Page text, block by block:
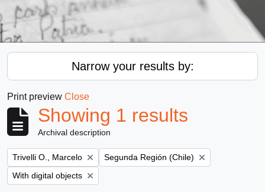
Narrow your results by:
Print preview Close
Showing 1 results
Archival description
Remove filter:
Trivelli O., Marcelo Remove filter:
Segunda Región (Chile)
Remove filter:
With digital objects